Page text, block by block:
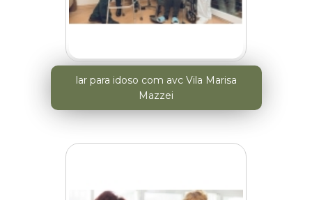
lar para idoso com avc Vila Marisa
Mazzei